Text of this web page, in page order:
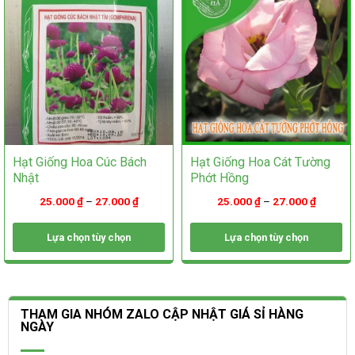
được
chọn
trên
trang
sản
phẩm
chọn
trên
trang
sản
phẩm
Hạt Giống Hoa Cúc Bách
Nhật
25.000₫– 27.000₫
Lựa chọn tùy chọn
Sản
có
nhiều
biến
thể.
Hạt Giống Hoa Cát Tường
Phớt Hồng
25.000₫– 27.000₫
Lựa chọn tùy chọn
Sản
có
nhiều
THAM GIA NHÓM ZALO CẬP NHẬT GIÁ SỈ HÀNG
NGÀY